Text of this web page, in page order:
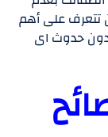
على أهم
حدوث اى